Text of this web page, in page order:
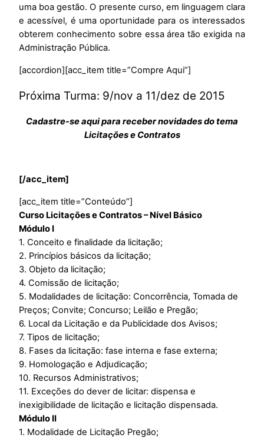
uma boa gestão. O presente curso, em linguagem clara
e acessível, é uma oportunidade para os interessados
obterem conhecimento sobre essa área tão exigida na
Administração Pública.
[accordion][acc_item title=”Compre Aqui”]
Próxima Turma: 9/nov a 11/dez de 2015
Cadastre-se aqui para receber novidades do tema
Licitações e Contratos
[/acc_item]
[acc_item title=”Conteúdo”]
Curso Licitações e Contratos – Nível Básico
Módulo I
1. Conceito e finalidade da licitação;
2. Princípios básicos da licitação;
3. Objeto da licitação;
4. Comissão de licitação;
5. Modalidades de licitação: Concorrência, Tomada de
Preços; Convite; Concurso; Leilão e Pregão;
6. Local da Licitação e da Publicidade dos Avisos;
7. Tipos de licitação;
8. Fases da licitação: fase interna e fase externa;
9. Homologação e Adjudicação;
10. Recursos Administrativos;
11. Exceções do dever de licitar: dispensa e
inexigibilidade de licitação e licitação dispensada.
Módulo II
1. Modalidade de Licitação Pregão;